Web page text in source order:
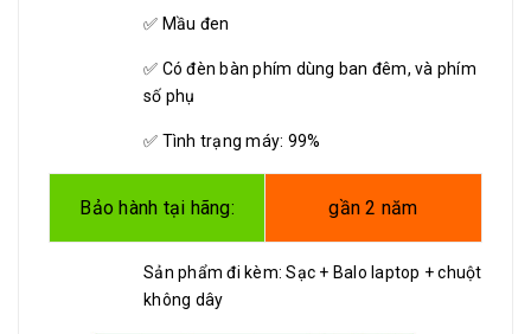
✅ Mầu đen
✅ Có đèn bàn phím dùng ban đêm, và phím
số phụ
✅ Tình trạng máy: 99%
Bảo hành tại hãng: gần 2 năm
Sản phẩm đi kèm: Sạc + Balo laptop + chuột
không dây